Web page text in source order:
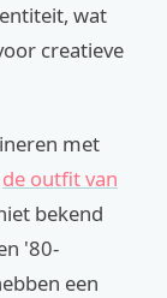
wat
creatieve
met
de outfit van
bekend
'80-
een